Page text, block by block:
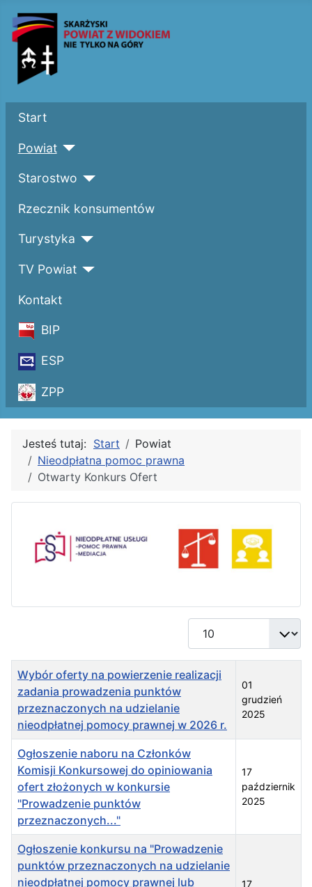
Start
Powiat
Starostwo
Rzecznik konsumentów
Turystyka
TV Powiat
Kontakt
BIP
ESP
ZPP
Jesteś tutaj: Start
Powiat
Nieodpłatna pomoc prawna
Otwarty Konkurs Ofert
Pokaż #
Tytuł Data publikacji
Wybór oferty na powierzenie realizacji
zadania prowadzenia punktów
przeznaczonych na udzielanie
nieodpłatnej pomocy prawnej w 2026 r.
01
grudzień
2025
Ogłoszenie naboru na Członków
Komisji Konkursowej do opiniowania
ofert złożonych w konkursie
"Prowadzenie punktów
przeznaczonych..."
17
październik
2025
Ogłoszenie konkursu na "Prowadzenie
punktów przeznaczonych na udzielanie
nieodpłatnej pomocy prawnej lub
17